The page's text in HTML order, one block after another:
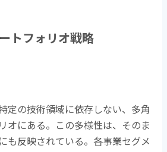
トフォリオ戦略
定の技術領域に依存しない、多角
オにある。この多様性は、そのま
も反映されている。各事業セグメ